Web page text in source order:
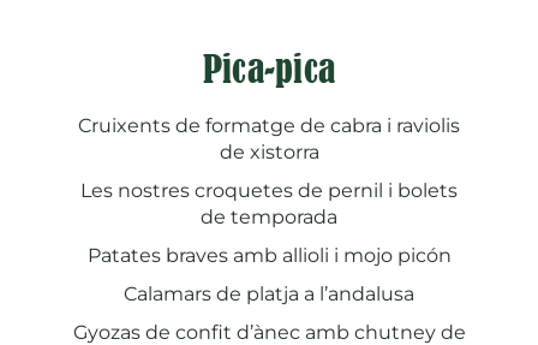
Pica-pica
Cruixents de formatge de cabra i raviolis
de xistorra
Les nostres croquetes de pernil i bolets
de temporada
Patates braves amb allioli i mojo picón
Calamars de platja a l’andalusa
Gyozas de confit d’ànec amb chutney de